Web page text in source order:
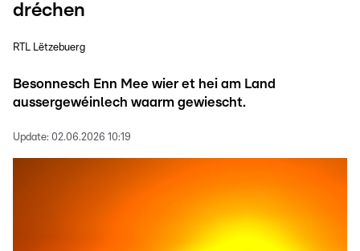
dréchen
RTL Lëtzebuerg
Besonnesch Enn Mee wier et hei am Land
aussergewéinlech waarm gewiescht.
Update: 02.06.2026 10:19